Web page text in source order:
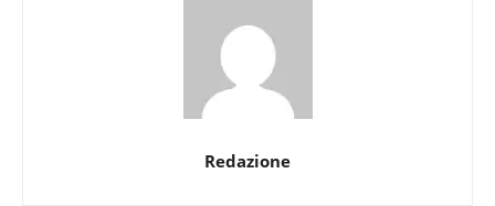
Redazione